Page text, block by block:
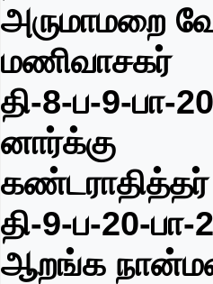
அருமாமறை
மணிவாசகர்
தி-8-ப-9-பா-20
னார்க்கு
கண்டராதித்தர்
தி-9-ப-20-பா-2
ஆறங்க